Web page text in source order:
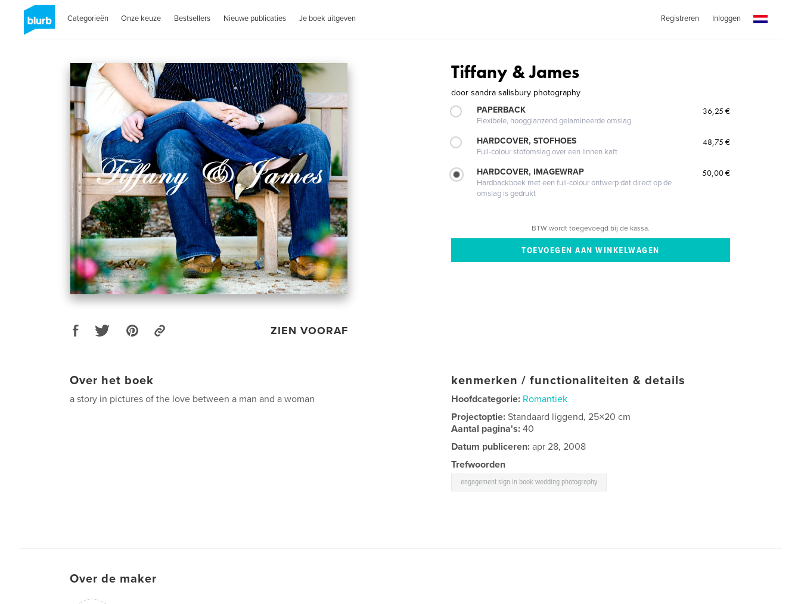
Categorieën Onze keuze Bestsellers Nieuwe publicaties Je boek uitgeven Registreren Inloggen
ZIEN VOORAF
Tiffany & James
door sandra salisbury photography
PAPERBACK
Flexibele, hoogglanzend gelamineerde omslag
36,25 €
HARDCOVER, STOFHOES
Full-colour stofomslag over een linnen kaft
48,75 €
HARDCOVER, IMAGEWRAP
Hardbackboek met een full-colour ontwerp dat direct op de
omslag is gedrukt
50,00 €
BTW wordt toegevoegd bij de kassa.
Over het boek
a story in pictures of the love between a man and a woman
kenmerken / functionaliteiten & details
Hoofdcategorie: Romantiek
Projectoptie:Standaard liggend, 25×20 cm
Aantal pagina's:40
Datum publiceren: apr 28, 2008
Trefwoorden
engagement sign in book wedding photography
Over de maker